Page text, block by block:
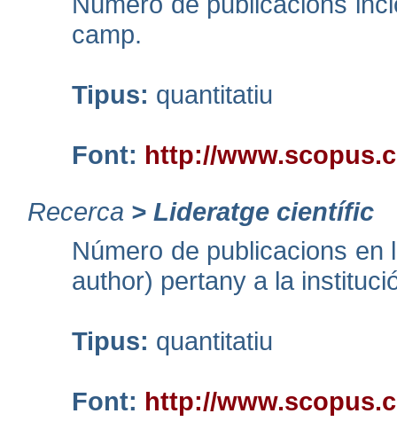
camp.
Tipus: quantitatiu
Font: http://
Recerca > Lideratge científic
Número de publicacions en
author) pertany a la
Tipus: quantitatiu
Font: http://